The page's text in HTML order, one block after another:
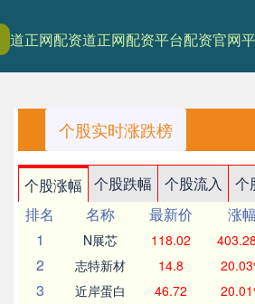
道正网配资道正网配资平台配资官网
个股实时涨跌榜
个股涨幅 个股跌幅 个股流入 个
排名
名称 最新价 涨幅
1
N展芯 118.02
2 志特新材 14.8
3 近岸蛋白 46.72